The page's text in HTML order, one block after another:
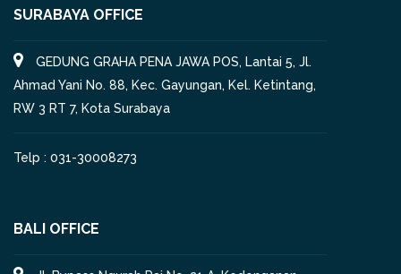
SURABAYA OFFICE
GEDUNG GRAHA PENA JAWA POS, Lantai 5, Jl.
Ahmad Yani No. 88, Kec. Gayungan, Kel. Ketintang,
RW 3 RT 7, Kota Surabaya
Telp : 031-30008273
BALI OFFICE